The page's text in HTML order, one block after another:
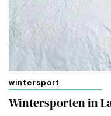
cookies zoals
Merci!
wintersport
Wintersporten in